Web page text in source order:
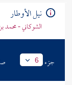
نيل الأوطار
الشوكاني - محمد
جزء 6